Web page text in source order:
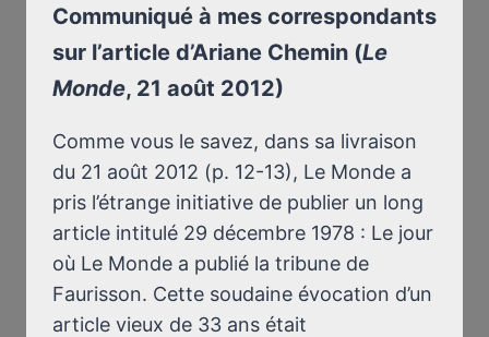
Communiqué à mes correspondants
sur l’article d’Ariane Chemin (Le
Monde, 21 août 2012)
Comme vous le savez, dans sa livraison
du 21 août 2012 (p. 12-13), Le Monde a
pris l’étrange initiative de publier un long
article intitulé 29 décembre 1978 : Le jour
où Le Monde a publié la tribune de
Faurisson. Cette soudaine évocation d’un
article vieux de 33 ans était